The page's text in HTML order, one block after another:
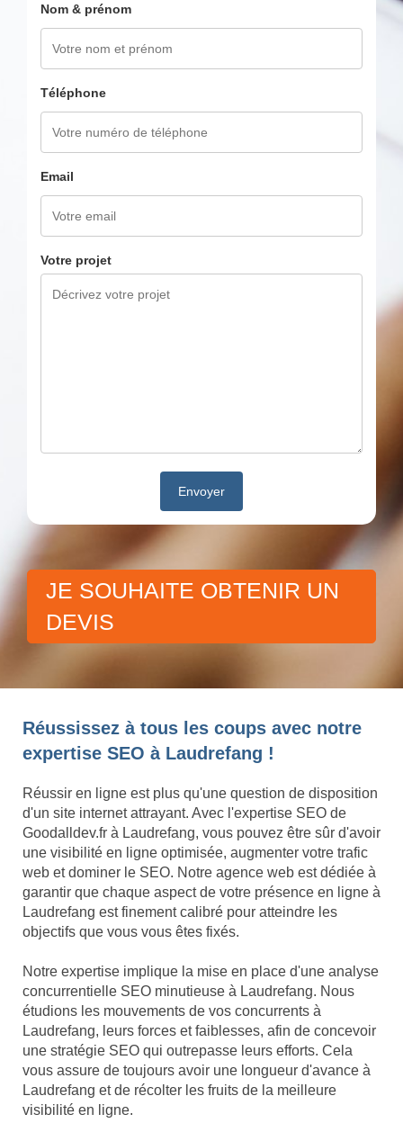
Nom & prénom
Téléphone
Email
Votre projet
JE SOUHAITE OBTENIR UN
DEVIS
Réussissez à tous les coups avec notre
expertise SEO à Laudrefang !
Réussir en ligne est plus qu'une question de disposition
d'un site internet attrayant. Avec l'expertise SEO de
Goodalldev.fr à Laudrefang, vous pouvez être sûr d'avoir
une visibilité en ligne optimisée, augmenter votre trafic
web et dominer le SEO. Notre agence web est dédiée à
garantir que chaque aspect de votre présence en ligne à
Laudrefang est finement calibré pour atteindre les
objectifs que vous vous êtes fixés.
Notre expertise implique la mise en place d'une analyse
concurrentielle SEO minutieuse à Laudrefang. Nous
étudions les mouvements de vos concurrents à
Laudrefang, leurs forces et faiblesses, afin de concevoir
une stratégie SEO qui outrepasse leurs efforts. Cela
vous assure de toujours avoir une longueur d'avance à
Laudrefang et de récolter les fruits de la meilleure
visibilité en ligne.